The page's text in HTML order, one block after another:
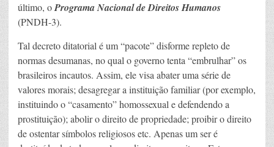
último, oPrograma Nacional de Direitos Humanos
(PNDH-3).
Tal decreto ditatorial é um “pacote” disforme repleto de
normas desumanas, no qual o governo tenta “embrulhar” os
brasileiros incautos. Assim, ele visa abater uma série de
valores morais; desagregar a instituição familiar (por exemplo,
instituindo o “casamento” homossexual e defendendo a
prostituição); abolir o direito de propriedade; proibir o direito
de ostentar símbolos religiosos etc. Apenas um ser é